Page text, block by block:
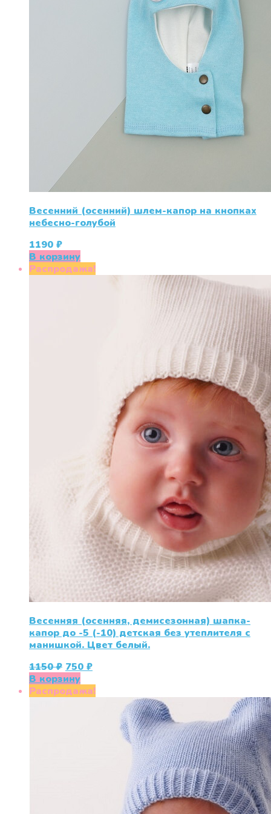
Весенний (осенний) шлем-капор на кнопках
небесно-голубой
1190 ₽
В корзину
Распродажа!
Весенняя (осенняя, демисезонная) шапка-
капор до -5 (-10) детская без утеплителя с
манишкой. Цвет белый.
1150₽ Первоначальная
цена
составляла
750 ₽Текущая
750 ₽.
В корзину
Распродажа!